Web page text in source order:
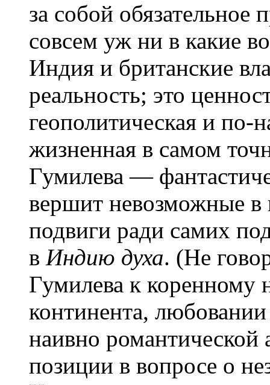
за собой обязательное
совсем уж ни в какие
Индия и британские
реальность; это
геополитическая и по-
жизненная в самом
Гумилева —
вершит невозможные в
подвиги ради самих
в Индию духа. (Не
Гумилева к коренному
континента,
наивно романтической
позиции в вопросе о